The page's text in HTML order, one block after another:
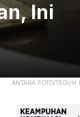
ANTARA FOTO/TEGUH
Ini